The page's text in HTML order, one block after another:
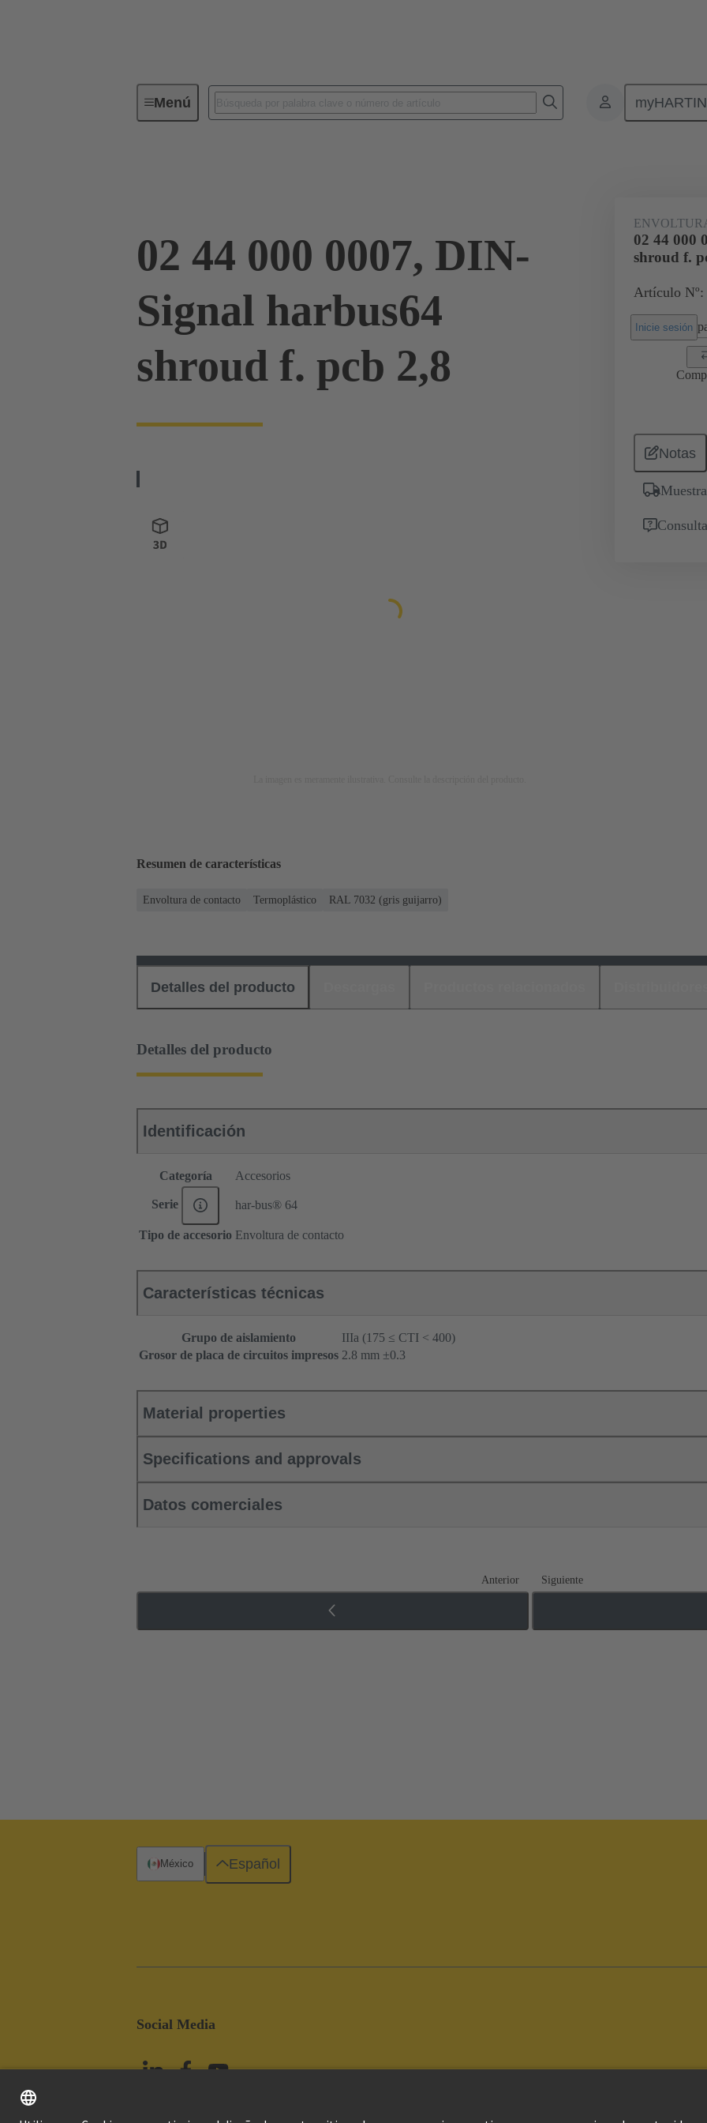
MenúConectividad de dispositivos Conectores de placa a placa de
02 44 000 0007, DIN-
Signal harbus64
shroud f. pcb 2,8
02 44 000
shroud f.
Artículo Nº:
Inicie sesión
Notas
Resumen de características
Envoltura de contacto Termoplástico RAL 7032 (gris guijarro)
Detalles del producto
Detalles del producto
Identificación
Categoría Accesorios
Serie har-bus® 64
Tipo de accesorio Envoltura de contacto
Características técnicas
Grupo de aislamiento
IIIa (175 ≤ CTI < 400)
Grosor de placa de circuitos impresos ‌2.8 mm ±0.3 ‌
Material properties
Specifications and approvals
Datos comerciales
Anterior Siguiente
Social Media
México Español